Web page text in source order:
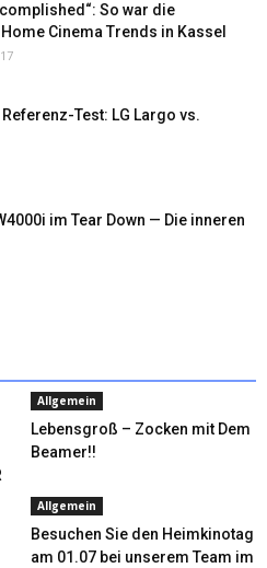
So war die
Cinema Trends in Kassel
Test: LG Largo vs.
im Tear Down — Die inneren
Allgemein
Lebensgroß – Zocken mit Dem
Beamer!!
Allgemein
Besuchen Sie den Heimkinotag
am 01.07 bei unserem Team im